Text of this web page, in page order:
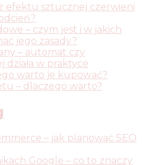
efektu sztucznej czerwieni
– czym jest i w jakich
jego zasady?
– automat czy
działa w praktyce
warto je kupować?
– dlaczego warto?
– jak planować SEO
Google – co to znaczy